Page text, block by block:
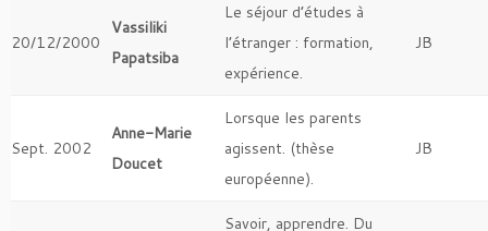
20/12/2000
Vassiliki
Papatsiba
Le séjour d’études à
l’étranger : formation,
expérience.
JB
Sept. 2002
Anne-Marie
Doucet
Lorsque les parents
agissent. (thèse
européenne).
JB
Savoir, apprendre. Du